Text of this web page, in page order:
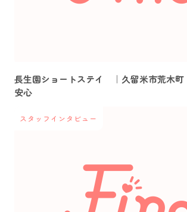
長生園ショートステイ ｜久留米市荒木町
安心
スタッフインタビュー